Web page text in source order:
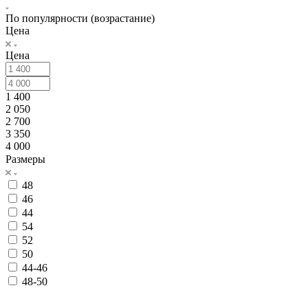
По популярности (возрастание)
Цена
Цена
1 400
2 050
2 700
3 350
4 000
Размеры
48
46
44
54
52
50
44-46
48-50